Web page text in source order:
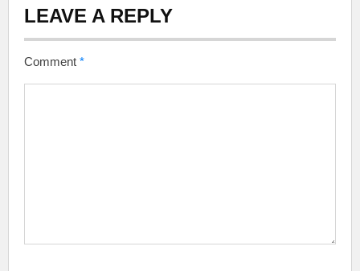
LEAVE A REPLY
Comment *